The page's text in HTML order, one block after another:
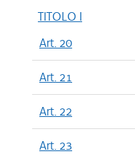
TITOLO I
Art. 20
Art. 21
Art. 22
Art. 23